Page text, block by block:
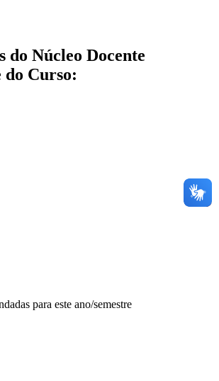
do Núcleo Docente
Curso:
para este ano/semestre